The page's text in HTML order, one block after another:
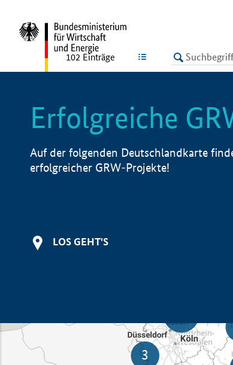
LISTE
102 Einträge
Erfolgreiche
Auf der folgenden Deutschlandkarte
erfolgreicher GRW-Projekte!
LOS GEHT'S